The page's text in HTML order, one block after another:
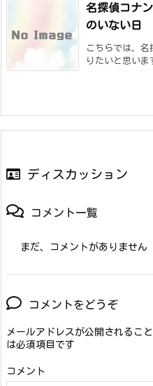
名探偵コナ
のいない日
こちらでは、
りたいと思い
ディスカッション
コメント一覧
まだ、コメントがありません
コメントをどうぞ
メールアドレスが公開されること
は必須項目です
コメント